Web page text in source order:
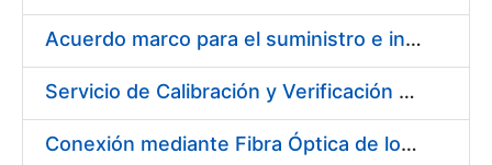
Acuerdo marco para el suministro e instalación de persianas, estores y otros complementos
Servicio de Calibración y Verificación Externa de los Equipos de Medición del Servicio de Prevención de la FNMT-RCM
Conexión mediante Fibra Óptica de los Centros de Proceso de Datos (CPDs) de las sedes de la FNMT-RCM de Burgos y Madrid